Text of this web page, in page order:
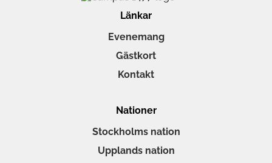
Länkar
Evenemang
Gästkort
Kontakt
Nationer
Stockholms nation
Upplands nation